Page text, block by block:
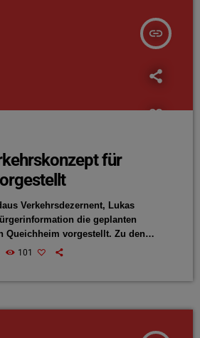
insert_link
für
Verkehrsdezernent, Lukas
die geplanten
Queichheim vorgestellt. Zu den
gegenüber der ANTENNE:
101